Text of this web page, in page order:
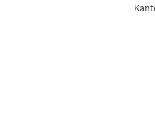
Bar chart with 2
View as data
The chart has 1 X
The chart has 1 Y